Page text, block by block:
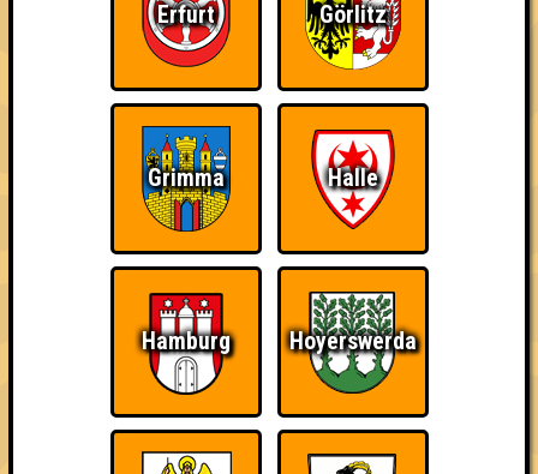
Achtung! Wenn ihr beim Quiz dabei sein wollt, meldet euch über
Erfurt Görlitz
Grimma Halle
Hamburg Hoyerswerda